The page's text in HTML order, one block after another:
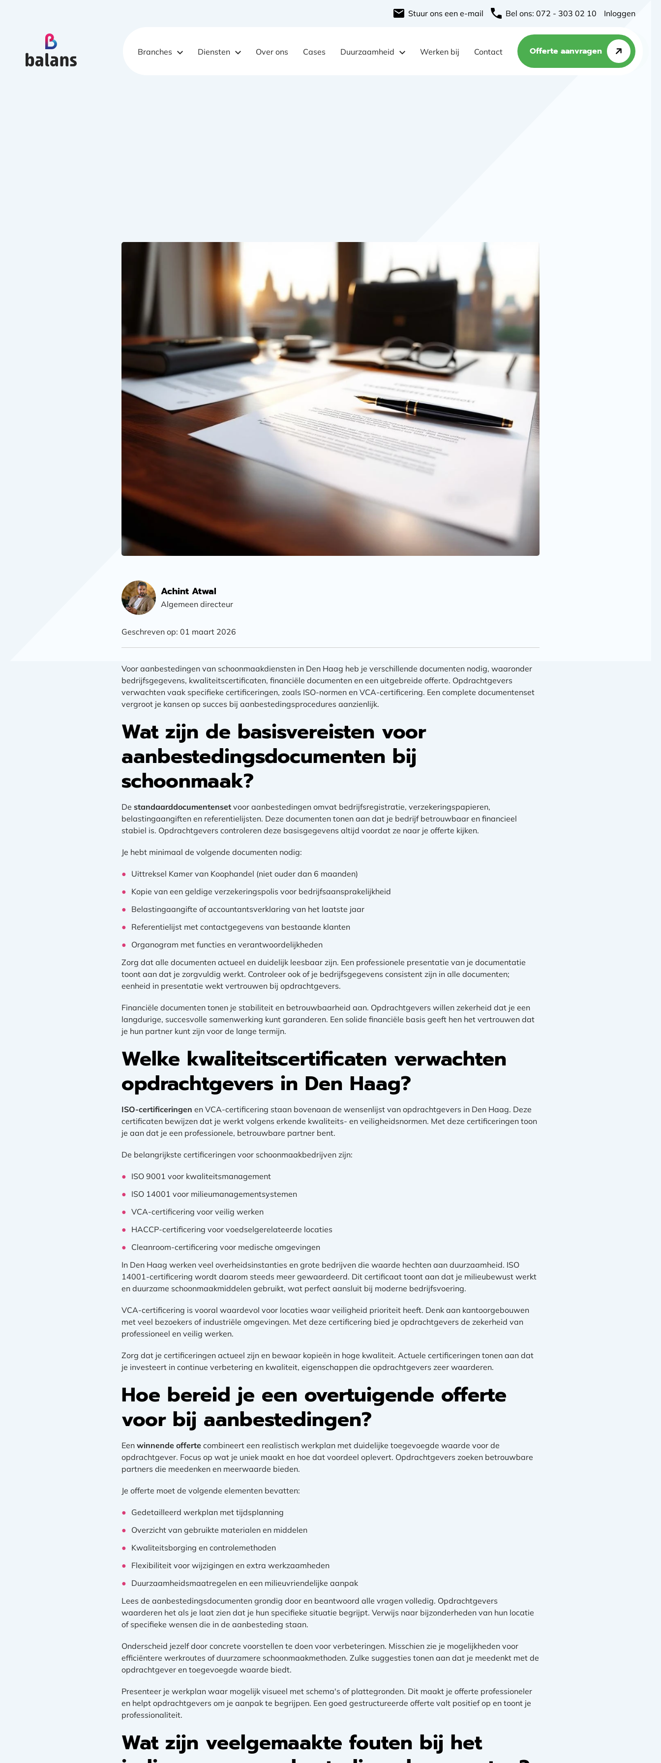
Stuur ons een e-mail Bel ons: 072 - 303 02 10 Inloggen
Branches
Diensten Over ons Cases Duurzaamheid Werken bij Contact Offerte aanvragen
Achint Atwal
Algemeen directeur
Geschreven op: 01 maart 2026
Voor aanbestedingen van schoonmaakdiensten in Den Haag heb je verschillende documenten nodig, waaronder
bedrijfsgegevens, kwaliteitscertificaten, financiële documenten en een uitgebreide offerte. Opdrachtgevers
verwachten vaak specifieke certificeringen, zoals ISO-normen en VCA-certificering. Een complete documentenset
vergroot je kansen op succes bij aanbestedingsprocedures aanzienlijk.
Wat zijn de basisvereisten voor
aanbestedingsdocumenten bij
schoonmaak?
De standaarddocumentenset voor aanbestedingen omvat bedrijfsregistratie, verzekeringspapieren,
belastingaangiften en referentielijsten. Deze documenten tonen aan dat je bedrijf betrouwbaar en financieel
stabiel is. Opdrachtgevers controleren deze basisgegevens altijd voordat ze naar je offerte kijken.
Je hebt minimaal de volgende documenten nodig:
Uittreksel Kamer van Koophandel (niet ouder dan 6 maanden)
Kopie van een geldige verzekeringspolis voor bedrijfsaansprakelijkheid
Belastingaangifte of accountantsverklaring van het laatste jaar
Referentielijst met contactgegevens van bestaande klanten
Organogram met functies en verantwoordelijkheden
Zorg dat alle documenten actueel en duidelijk leesbaar zijn. Een professionele presentatie van je documentatie
toont aan dat je zorgvuldig werkt. Controleer ook of je bedrijfsgegevens consistent zijn in alle documenten;
eenheid in presentatie wekt vertrouwen bij opdrachtgevers.
Financiële documenten tonen je stabiliteit en betrouwbaarheid aan. Opdrachtgevers willen zekerheid dat je een
langdurige, succesvolle samenwerking kunt garanderen. Een solide financiële basis geeft hen het vertrouwen dat
je hun partner kunt zijn voor de lange termijn.
Welke kwaliteitscertificaten verwachten
opdrachtgevers in Den Haag?
ISO-certificeringen en VCA-certificering staan bovenaan de wensenlijst van opdrachtgevers in Den Haag. Deze
certificaten bewijzen dat je werkt volgens erkende kwaliteits- en veiligheidsnormen. Met deze certificeringen toon
je aan dat je een professionele, betrouwbare partner bent.
De belangrijkste certificeringen voor schoonmaakbedrijven zijn:
ISO 9001 voor kwaliteitsmanagement
ISO 14001 voor milieumanagementsystemen
VCA-certificering voor veilig werken
HACCP-certificering voor voedselgerelateerde locaties
Cleanroom-certificering voor medische omgevingen
In Den Haag werken veel overheidsinstanties en grote bedrijven die waarde hechten aan duurzaamheid. ISO
14001-certificering wordt daarom steeds meer gewaardeerd. Dit certificaat toont aan dat je milieubewust werkt
en duurzame schoonmaakmiddelen gebruikt, wat perfect aansluit bij moderne bedrijfsvoering.
VCA-certificering is vooral waardevol voor locaties waar veiligheid prioriteit heeft. Denk aan kantoorgebouwen
met veel bezoekers of industriële omgevingen. Met deze certificering bied je opdrachtgevers de zekerheid van
professioneel en veilig werken.
Zorg dat je certificeringen actueel zijn en bewaar kopieën in hoge kwaliteit. Actuele certificeringen tonen aan dat
je investeert in continue verbetering en kwaliteit, eigenschappen die opdrachtgevers zeer waarderen.
Hoe bereid je een overtuigende offerte
voor bij aanbestedingen?
Een winnende offerte combineert een realistisch werkplan met duidelijke toegevoegde waarde voor de
opdrachtgever. Focus op wat je uniek maakt en hoe dat voordeel oplevert. Opdrachtgevers zoeken betrouwbare
partners die meedenken en meerwaarde bieden.
Je offerte moet de volgende elementen bevatten:
Gedetailleerd werkplan met tijdsplanning
Overzicht van gebruikte materialen en middelen
Kwaliteitsborging en controlemethoden
Flexibiliteit voor wijzigingen en extra werkzaamheden
Duurzaamheidsmaatregelen en een milieuvriendelijke aanpak
Lees de aanbestedingsdocumenten grondig door en beantwoord alle vragen volledig. Opdrachtgevers
waarderen het als je laat zien dat je hun specifieke situatie begrijpt. Verwijs naar bijzonderheden van hun locatie
of specifieke wensen die in de aanbesteding staan.
Onderscheid jezelf door concrete voorstellen te doen voor verbeteringen. Misschien zie je mogelijkheden voor
efficiëntere werkroutes of duurzamere schoonmaakmethoden. Zulke suggesties tonen aan dat je meedenkt met de
opdrachtgever en toegevoegde waarde biedt.
Presenteer je werkplan waar mogelijk visueel met schema's of plattegronden. Dit maakt je offerte professioneler
en helpt opdrachtgevers om je aanpak te begrijpen. Een goed gestructureerde offerte valt positief op en toont je
professionaliteit.
Wat zijn veelgemaakte fouten bij het